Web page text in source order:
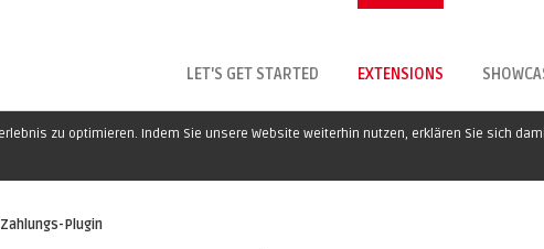
LET'S GET STARTED EXTENSIONS
zu optimieren. Indem Sie unsere Website weiterhin nutzen, erklären Sie sich
Plugin